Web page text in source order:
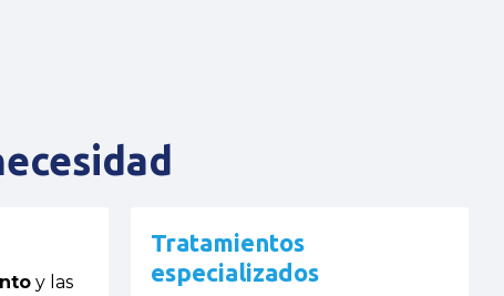
y las
Tratamientos
especializados